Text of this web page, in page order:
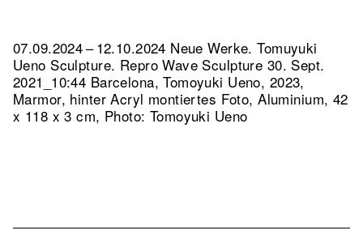
07.09.2024 – 12.10.2024 Neue Werke. Tomuyuki
Ueno Sculpture. Repro Wave Sculpture 30. Sept.
2021_10:44 Barcelona, Tomoyuki Ueno, 2023,
Marmor, hinter Acryl montiertes Foto, Aluminium, 42
x 118 x 3 cm, Photo: Tomoyuki Ueno